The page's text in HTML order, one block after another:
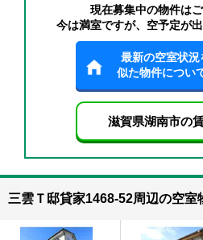
現在募集中の物件はご
今は満室ですが、空予定が
最新の空室状況
似た物件につい
滋賀県湖南市の
三雲Ｔ邸貸家1468-52周辺の空室